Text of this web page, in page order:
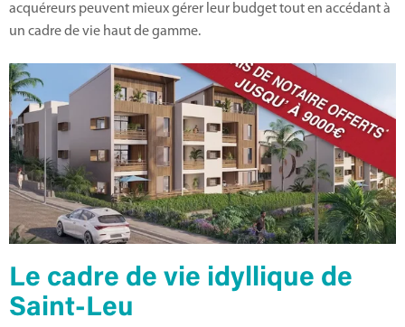
acquéreurs peuvent mieux gérer leur budget tout en accédant à
un cadre de vie haut de gamme.
Le cadre de vie idyllique de
Saint-Leu